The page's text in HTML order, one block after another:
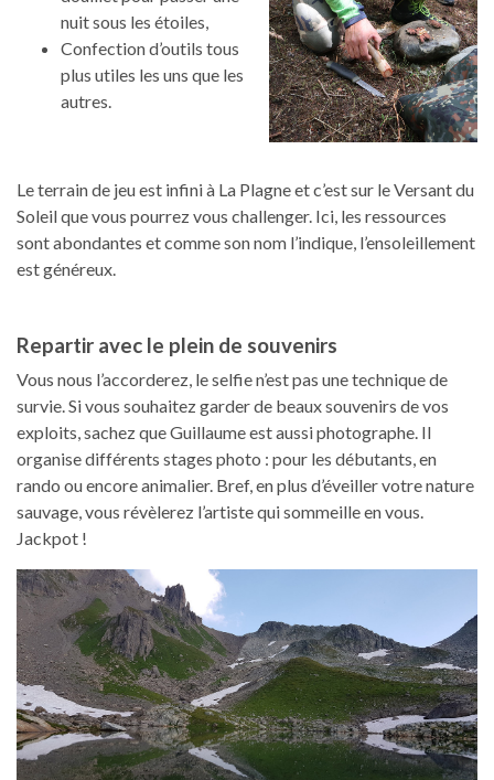
nuit sous les étoiles,
Confection d’outils tous
plus utiles les uns que les
autres.
Le terrain de jeu est infini à La Plagne et c’est sur le Versant du
Soleil que vous pourrez vous challenger. Ici, les ressources
sont abondantes et comme son nom l’indique, l’ensoleillement
est généreux.
Repartir avec le plein de souvenirs
Vous nous l’accorderez, le selfie n’est pas une technique de
survie. Si vous souhaitez garder de beaux souvenirs de vos
exploits, sachez que Guillaume est aussi photographe. Il
organise différents stages photo : pour les débutants, en
rando ou encore animalier. Bref, en plus d’éveiller votre nature
sauvage, vous révèlerez l’artiste qui sommeille en vous.
Jackpot !